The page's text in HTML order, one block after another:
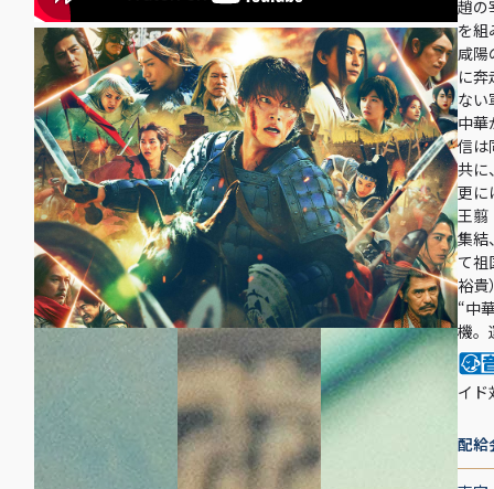
趙の
を組
咸陽
に
ない
中華
信は
共に
更に
王翦
集結
て祖
裕貴
“中
機。
イド
配給